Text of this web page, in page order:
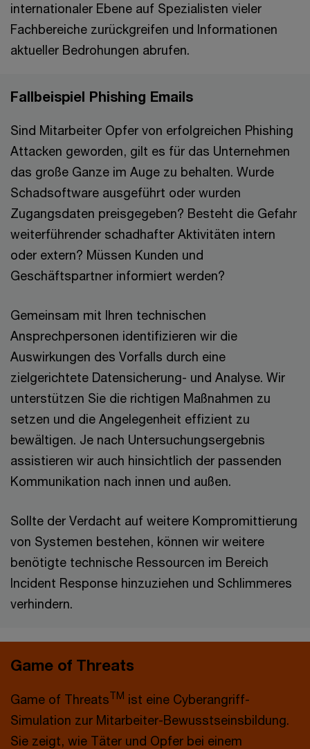
internationaler Ebene auf Spezialisten vieler
Fachbereiche zurückgreifen und Informationen
aktueller Bedrohungen abrufen.
Fallbeispiel Phishing Emails
Sind Mitarbeiter Opfer von erfolgreichen Phishing
Attacken geworden, gilt es für das Unternehmen
das große Ganze im Auge zu behalten. Wurde
Schadsoftware ausgeführt oder wurden
Zugangsdaten preisgegeben? Besteht die Gefahr
weiterführender schadhafter Aktivitäten intern
oder extern? Müssen Kunden und
Geschäftspartner informiert werden?
Gemeinsam mit Ihren technischen
Ansprechpersonen identifizieren wir die
Auswirkungen des Vorfalls durch eine
zielgerichtete Datensicherung- und Analyse. Wir
unterstützen Sie die richtigen Maßnahmen zu
setzen und die Angelegenheit effizient zu
bewältigen. Je nach Untersuchungsergebnis
assistieren wir auch hinsichtlich der passenden
Kommunikation nach innen und außen.
Sollte der Verdacht auf weitere Kompromittierung
von Systemen bestehen, können wir weitere
benötigte technische Ressourcen im Bereich
Incident Response hinzuziehen und Schlimmeres
verhindern.
Game of Threats
Game of ThreatsTM ist eine Cyberangriff-
Simulation zur Mitarbeiter-Bewusstseinsbildung.
Sie zeigt, wie Täter und Opfer bei einem